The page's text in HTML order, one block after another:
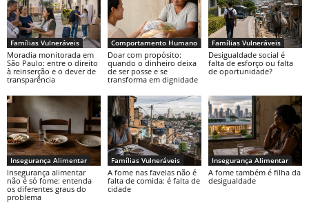
Famílias Vulneráveis
Moradia monitorada em
São Paulo: entre o direito
à reinserção e o dever de
transparência
Comportamento Humano
Doar com propósito:
quando o dinheiro deixa
de ser posse e se
transforma em dignidade
Famílias Vulneráveis
Desigualdade social é
falta de esforço ou falta
de oportunidade?
Insegurança Alimentar
Insegurança alimentar
não é só fome: entenda
os diferentes graus do
problema
Famílias Vulneráveis
A fome nas favelas não é
falta de comida: é falta de
cidade
Insegurança Alimentar
A fome também é filha da
desigualdade